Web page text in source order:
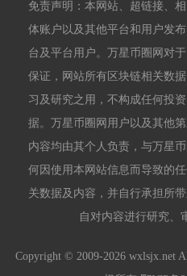
免责声明：本网站、超链接、
体账户以及其他平台和用户发
台及平台用户。万星币圈网对
保证，网站所有区块链相关数
习及研究之用，不构成任何投
据。万星币圈网用户以及其他
内容均由其个人负责，与万星
何因使用本网站信息而导致的
关数据及内容，并自行承担所
自对内容进行研究、
Copyright © 2009-2026 wxlsjx.net